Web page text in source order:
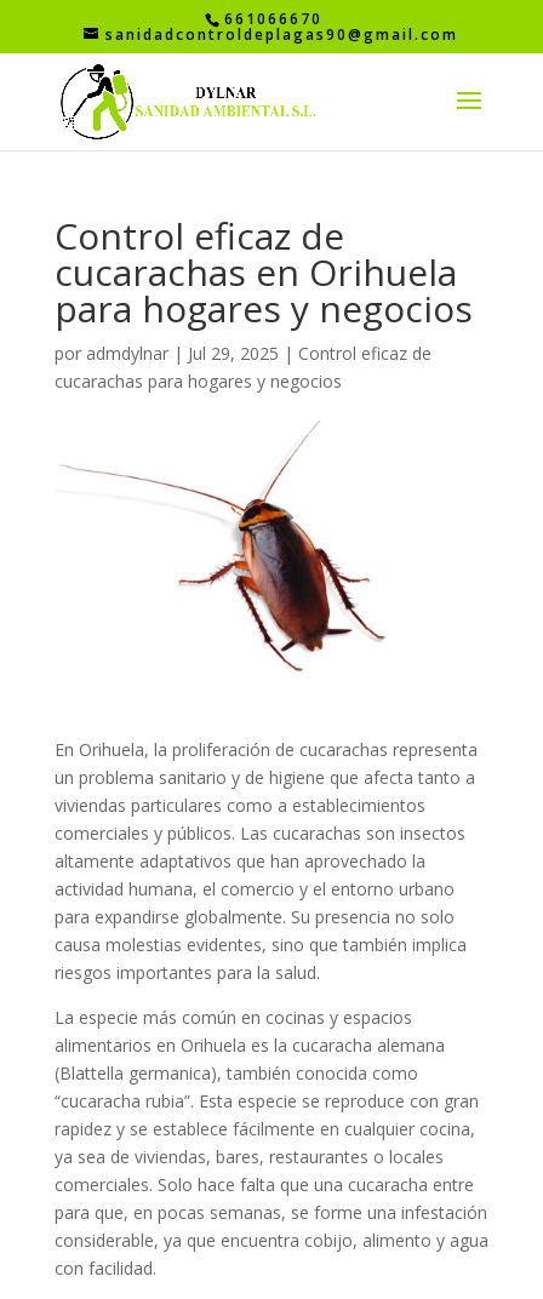
661066670
sanidadcontroldeplagas90@gmail.com
Control eficaz de
cucarachas en Orihuela
para hogares y negocios
por admdylnar| Jul 29, 2025 | Control eficaz de
cucarachas para hogares y negocios
En Orihuela, la proliferación de cucarachas representa
un problema sanitario y de higiene que afecta tanto a
viviendas particulares como a establecimientos
comerciales y públicos. Las cucarachas son insectos
altamente adaptativos que han aprovechado la
actividad humana, el comercio y el entorno urbano
para expandirse globalmente. Su presencia no solo
causa molestias evidentes, sino que también implica
riesgos importantes para la salud.
La especie más común en cocinas y espacios
alimentarios en Orihuela es la cucaracha alemana
(Blattella germanica), también conocida como
“cucaracha rubia”. Esta especie se reproduce con gran
rapidez y se establece fácilmente en cualquier cocina,
ya sea de viviendas, bares, restaurantes o locales
comerciales. Solo hace falta que una cucaracha entre
para que, en pocas semanas, se forme una infestación
considerable, ya que encuentra cobijo, alimento y agua
con facilidad.